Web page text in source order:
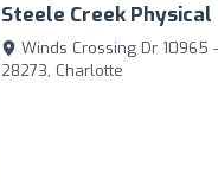
Steele Creek
Winds Crossing Dr 10965 -
28273, Charlotte